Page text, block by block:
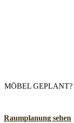
MÖBEL GEPLANT?
Raumplanung sehen